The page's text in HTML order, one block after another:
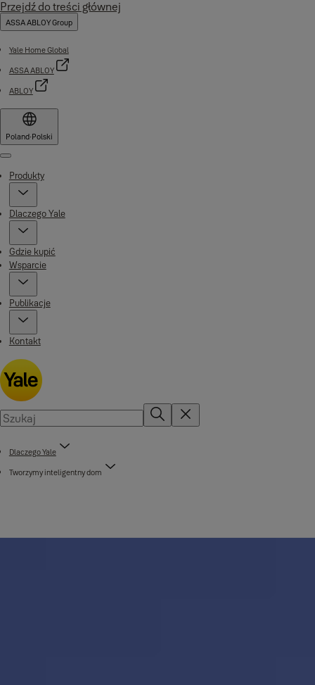
Przejdź do treści głównej
ASSA ABLOY Group
Yale Home Global
ASSA ABLOY
ABLOY
Poland·Polski
Menu
Produkty
Dlaczego Yale
Gdzie kupić
Wsparcie
Publikacje
Kontakt
Dlaczego Yale
Tworzymy inteligentny dom